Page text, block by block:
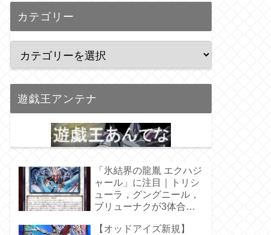
カテゴリー
遊戯王アンテナ
「氷結界の龍胤 エクハジ
ャール」に注目｜トリシ
ューラ，グングニール，
ブリューナクが3体合
【オッドアイズ新規】